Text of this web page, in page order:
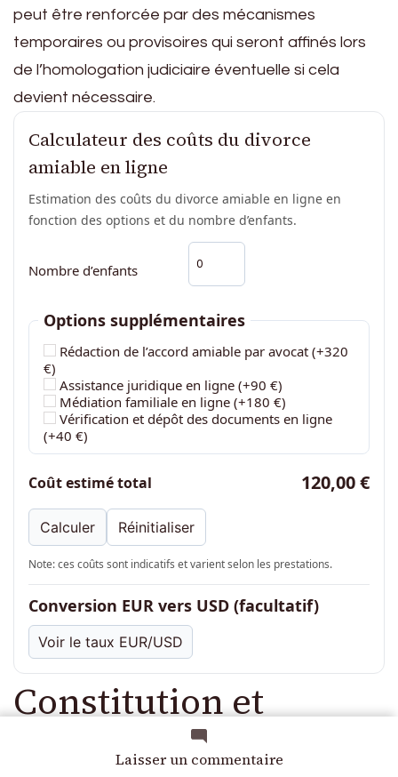
Laisser un commentairesur
peut être renforcée par des mécanismes
temporaires ou provisoires qui seront affinés lors
de l’homologation judiciaire éventuelle si cela
devient nécessaire.
Calculateur des coûts du divorce
amiable en ligne
Estimation des coûts du divorce amiable en ligne en
fonction des options et du nombre d’enfants.
Nombre d’enfants
Options supplémentaires
Rédaction de l’accord amiable par avocat (+320
€)
Assistance juridique en ligne (+90 €)
Médiation familiale en ligne (+180 €)
Vérification et dépôt des documents en ligne
(+40 €)
Coût estimé total 120,00 €
Calculer Réinitialiser
Note: ces coûts sont indicatifs et varient selon les prestations.
Conversion EUR vers USD (facultatif)
Voir le taux EUR/USD
Constitution et
contenu obligatoires